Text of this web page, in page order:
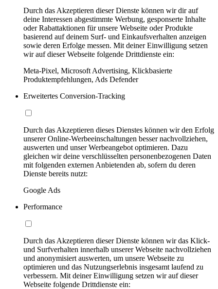
Durch das Akzeptieren dieser Dienste können wir dir auf
deine Interessen abgestimmte Werbung, gesponserte Inhalte
oder Rabattaktionen für unsere Webseite oder Produkte
basierend auf deinem Surf- und Einkaufsverhalten anzeigen
sowie deren Erfolge messen. Mit deiner Einwilligung setzen
wir auf dieser Webseite folgende Drittdienste ein:
Meta-Pixel, Microsoft Advertising, Klickbasierte
Produktempfehlungen, Ads Defender
Erweitertes Conversion-Tracking
Durch das Akzeptieren dieses Dienstes können wir den Erfolg
unserer Online-Werbeeinschaltungen besser nachvollziehen,
auswerten und unser Werbeangebot optimieren. Dazu
gleichen wir deine verschlüsselten personenbezogenen Daten
mit folgenden externen Anbietenden ab, sofern du deren
Dienste bereits nutzt:
Google Ads
Performance
Durch das Akzeptieren dieser Dienste können wir das Klick-
und Surfverhalten innerhalb unserer Webseite nachvollziehen
und anonymisiert auswerten, um unsere Webseite zu
optimieren und das Nutzungserlebnis insgesamt laufend zu
verbessern. Mit deiner Einwilligung setzen wir auf dieser
Webseite folgende Drittdienste ein: